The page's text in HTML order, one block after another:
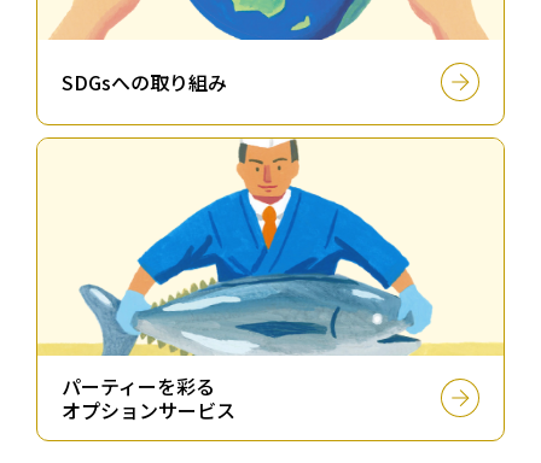
SDGsへの取り組み
パーティーを彩る
オプションサービス